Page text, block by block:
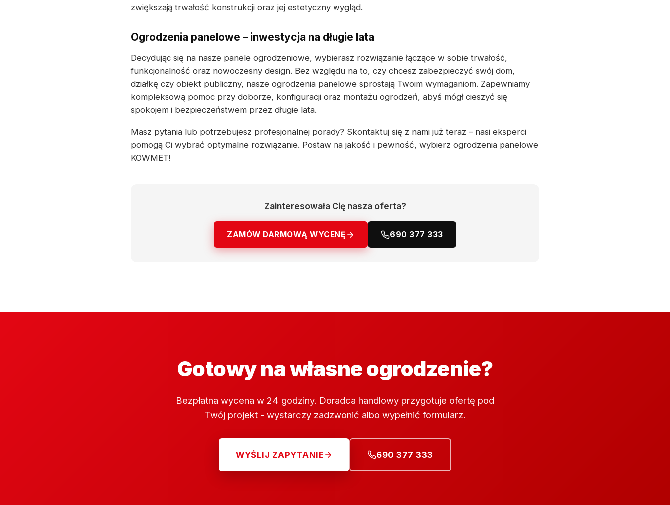
zwiększają trwałość konstrukcji oraz jej estetyczny wygląd.
Ogrodzenia panelowe – inwestycja na długie lata
Decydując się na nasze panele ogrodzeniowe, wybierasz rozwiązanie łączące w sobie trwałość,
funkcjonalność oraz nowoczesny design. Bez względu na to, czy chcesz zabezpieczyć swój dom,
działkę czy obiekt publiczny, nasze ogrodzenia panelowe sprostają Twoim wymaganiom. Zapewniamy
kompleksową pomoc przy doborze, konfiguracji oraz montażu ogrodzeń, abyś mógł cieszyć się
spokojem i bezpieczeństwem przez długie lata.
Masz pytania lub potrzebujesz profesjonalnej porady? Skontaktuj się z nami już teraz – nasi eksperci
pomogą Ci wybrać optymalne rozwiązanie. Postaw na jakość i pewność, wybierz ogrodzenia panelowe
KOWMET!
Zainteresowała Cię nasza oferta?
ZAMÓW DARMOWĄ WYCENĘ 690 377 333
Gotowy na własne ogrodzenie?
Bezpłatna wycena w 24 godziny. Doradca handlowy przygotuje ofertę pod
Twój projekt - wystarczy zadzwonić albo wypełnić formularz.
WYŚLIJ ZAPYTANIE 690 377 333